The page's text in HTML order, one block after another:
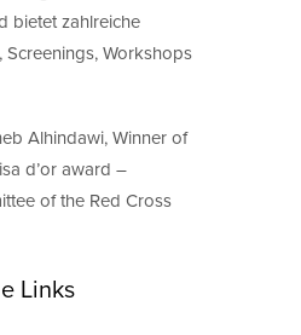
bietet zahlreiche
Workshops
Alhindawi, Winner of
d’or award –
of the Red Cross
Links